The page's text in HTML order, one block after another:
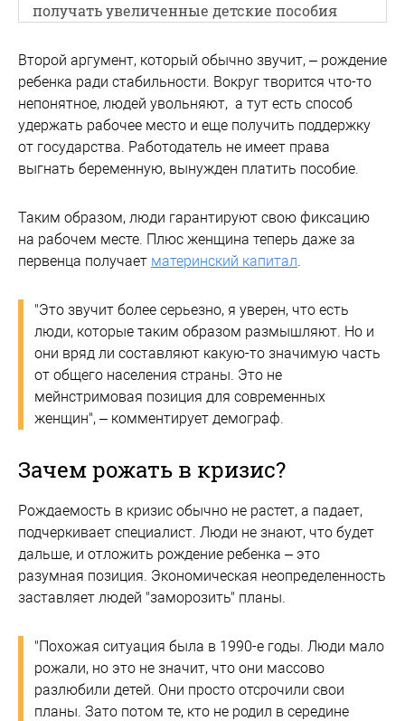
получать увеличенные детские пособия
Второй аргумент, который обычно звучит, – рождение
ребенка ради стабильности. Вокруг творится что-то
непонятное, людей увольняют, а тут есть способ
удержать рабочее место и еще получить поддержку
от государства. Работодатель не имеет права
выгнать беременную, вынужден платить пособие.
Таким образом, люди гарантируют свою фиксацию
на рабочем месте. Плюс женщина теперь даже за
первенца получает материнский капитал.
"Это звучит более серьезно, я уверен, что есть
люди, которые таким образом размышляют. Но и
они вряд ли составляют какую-то значимую часть
от общего населения страны. Это не
мейнстримовая позиция для современных
женщин", – комментирует демограф.
Зачем рожать в кризис?
Рождаемость в кризис обычно не растет, а падает,
подчеркивает специалист. Люди не знают, что будет
дальше, и отложить рождение ребенка – это
разумная позиция. Экономическая неопределенность
заставляет людей "заморозить" планы.
"Похожая ситуация была в 1990-е годы. Люди мало
рожали, но это не значит, что они массово
разлюбили детей. Они просто отсрочили свои
планы. Зато потом те, кто не родил в середине